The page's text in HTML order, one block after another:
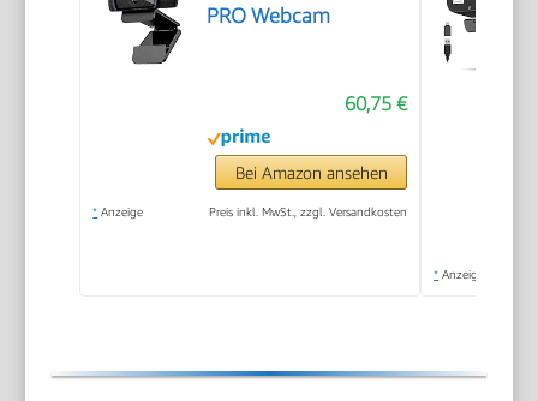
PRO Webcam
60,75 €
Bei Amazon ansehen
* Anzeige Preis inkl. MwSt., zzgl. Versandkosten
* Anzeige